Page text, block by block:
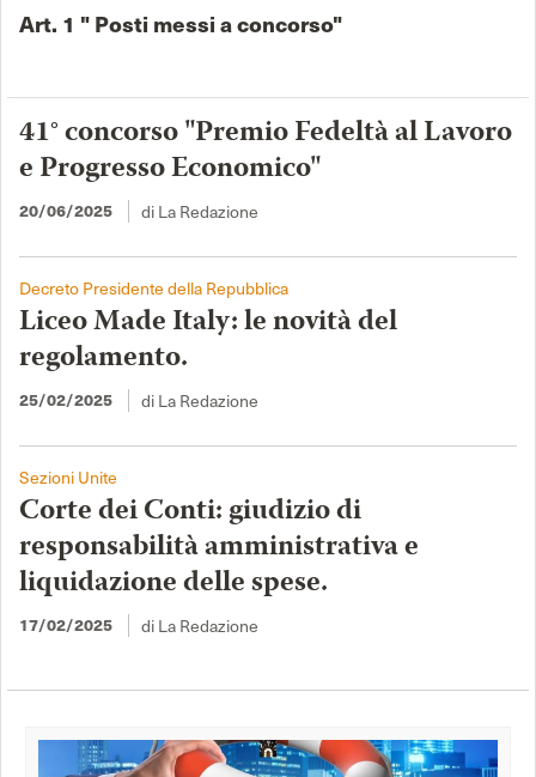
Art. 1 " Posti messi a concorso"
41° concorso "Premio Fedeltà al Lavoro
e Progresso Economico"
20/06/2025 di La Redazione
Decreto Presidente della Repubblica
Liceo Made Italy: le novità del
regolamento.
25/02/2025 di La Redazione
Sezioni Unite
Corte dei Conti: giudizio di
responsabilità amministrativa e
liquidazione delle spese.
17/02/2025 di La Redazione